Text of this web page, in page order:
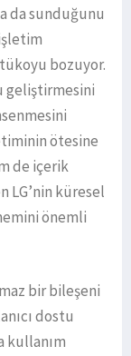
da sunduğunu
bozuyor.
geliştirmesini
ötesine
de içerik
LG’nin küresel
önemli
bir bileşeni
dostu
kullanım